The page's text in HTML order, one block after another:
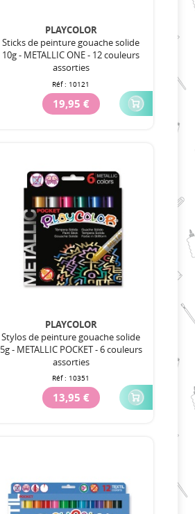
PLAYCOLOR
Sticks de peinture gouache solide
10g - METALLIC ONE - 12 couleurs
assorties
Réf : 10121
19,95 €
PLAYCOLOR
Stylos de peinture gouache solide
5g - METALLIC POCKET - 6 couleurs
assorties
Réf : 10351
13,95 €